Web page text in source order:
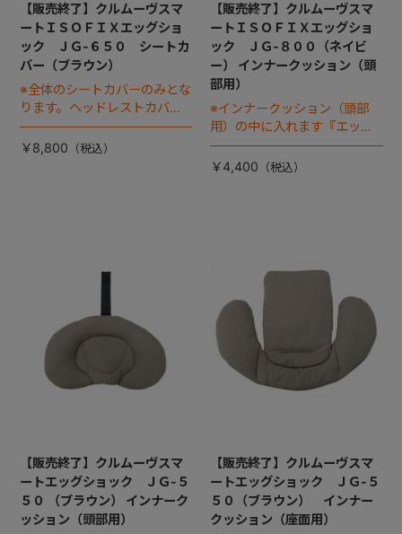
【販売終了】クルムーヴスマ
ートＩＳＯＦＩＸエッグショ
ック ＪＧ-６５０ シートカ
バー（ブラウン）
※全体のシートカバーのみとな
ります。ヘッドレストカバー
は別売りです。
￥8,800
【販売終了】クルムーヴスマ
ートＩＳＯＦＩＸエッグショ
ック ＪＧ-８００（ネイビ
ー） インナークッション（頭
部用）
※インナークッション（頭部
用）の中に入れます『エッグ
ショッククニュパッド』『エ
ッグショックパッド』は別売
￥4,400
【販売終了】クルムーヴスマ
ートエッグショック ＪＧ-５
５０ （ブラウン） インナーク
ッション（頭部用）
【販売終了】クルムーヴスマ
ートエッグショック ＪＧ-５
５０（ブラウン） インナー
クッション（座面用）